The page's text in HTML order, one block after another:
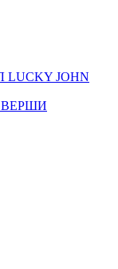
JOHN